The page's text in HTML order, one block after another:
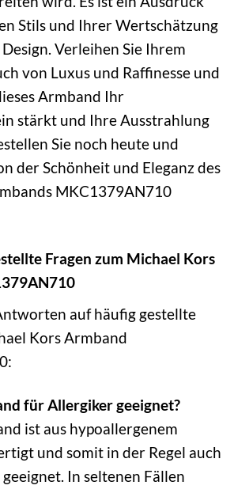
Stils und Ihrer Wertschätzung
Verleihen Sie Ihrem
von Luxus und Raffinesse und
Armband Ihr
stärkt und Ihre Ausstrahlung
Sie noch heute und
der Schönheit und Eleganz des
MKC1379AN710
Fragen zum Michael Kors
auf häufig gestellte
Kors Armband
für Allergiker geeignet?
ist aus hypoallergenem
und somit in der Regel auch
In seltenen Fällen